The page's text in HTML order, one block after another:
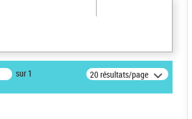
sur 1 20 résultats/page